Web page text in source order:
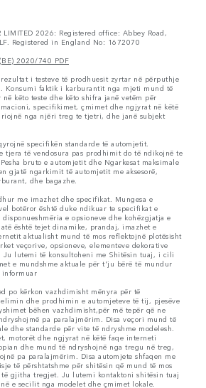
LIMITED 2026: Registered office: Abbey Road,
Registered in England No: 1672070
2020/740 PDF
i testeve të prodhuesit zyrtar në përputhje
Konsumi faktik i karburantit nga mjeti mund të
këto teste dhe këto shifra janë vetëm për
specifikimet, çmimet dhe ngjyrat në këtë
nga njëri treg te tjetri, dhe janë subjekt
specifikën standarde të automjetit.
tjera të vendosura pas prodhimit do të ndikojnë te
bruto e automjetit dhe Ngarkesat maksimale
gjatë ngarkimit të automjetit me aksesorë,
dhe bagazhe.
me imazhet dhe specifikat. Mungesa e
botëror është duke ndikuar te specifikat e
e opsioneve dhe kohëzgjatja e
është tejet dinamike, prandaj, imazhet e
aktualisht mund të mos reflektojnë plotësisht
veçorive, opsioneve, elementeve dekorative
Ju lutemi të konsultoheni me Shitësin tuaj, i cili
e mundshme aktuale për t'ju bërë të mundur
po kërkon vazhdimisht mënyra për të
dhe prodhimin e automjeteve të tij, pjesëve
bëhen vazhdimisht,për më tepër që ne
pa paralajmërim. Disa veçori mund të
dhe standarde për vite të ndryshme modelesh.
motorët dhe ngjyrat në këtë faqe interneti
dhe mund të ndryshojnë nga tregu në treg,
pa paralajmërim. Disa automjete shfaqen me
të përshtatshme për shitësin që mund të mos
të gjitha tregjet. Ju lutemi kontaktoni shitësin tuaj
e secilit nga modelet dhe çmimet lokale.